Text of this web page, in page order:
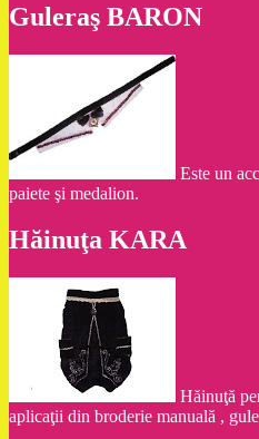
Guleraş BARON
Este un
paiete şi medalion.
Hăinuţa KARA
Hăinuţă
aplicaţii din broderie manuală ,